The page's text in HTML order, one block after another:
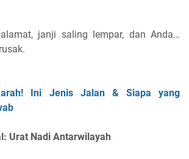
janji saling lempar, dan Anda…
Ini Jenis Jalan & Siapa yang
Urat Nadi Antarwilayah